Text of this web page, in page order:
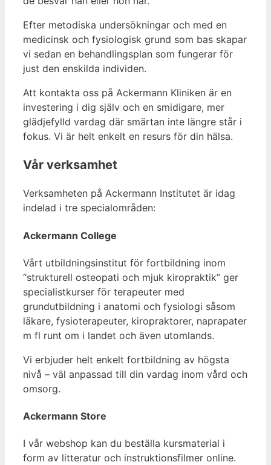
Efter metodiska undersökningar och med en
medicinsk och fysiologisk grund som bas skapar
vi sedan en behandlingsplan som fungerar för
just den enskilda individen.
Att kontakta oss på Ackermann Kliniken är en
investering i dig själv och en smidigare, mer
glädjefylld vardag där smärtan inte längre står i
fokus. Vi är helt enkelt en resurs för din hälsa.
Vår verksamhet
Verksamheten på Ackermann Institutet är idag
indelad i tre specialområden:
Ackermann College
Vårt utbildningsinstitut för fortbildning inom
“strukturell osteopati och mjuk kiropraktik” ger
specialistkurser för terapeuter med
grundutbildning i anatomi och fysiologi såsom
läkare, fysioterapeuter, kiropraktorer, naprapater
m fl runt om i landet och även utomlands.
Vi erbjuder helt enkelt fortbildning av högsta
nivå – väl anpassad till din vardag inom vård och
omsorg.
Ackermann Store
I vår webshop kan du beställa kursmaterial i
form av litteratur och instruktionsfilmer online.